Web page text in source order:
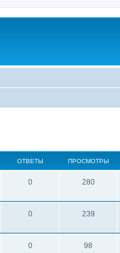
ОТВЕТЫ ПРОСМОТРЫ
0 280
0 239
0 98